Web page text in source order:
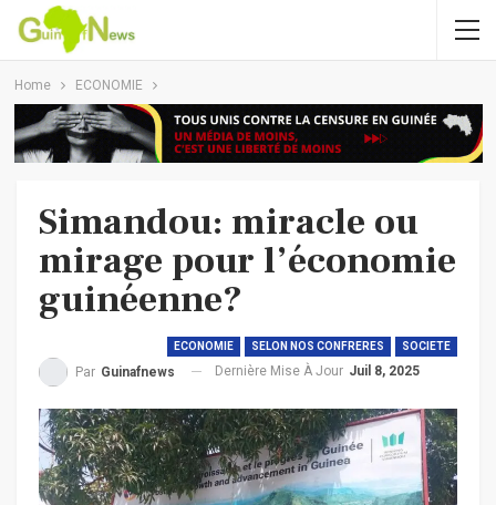
Home ECONOMIE
Simandou: miracle ou
mirage pour l’économie
guinéenne?
ECONOMIE SELON NOS CONFRERES SOCIETE
Par Guinafnews Dernière Mise À Jour Juil 8, 2025